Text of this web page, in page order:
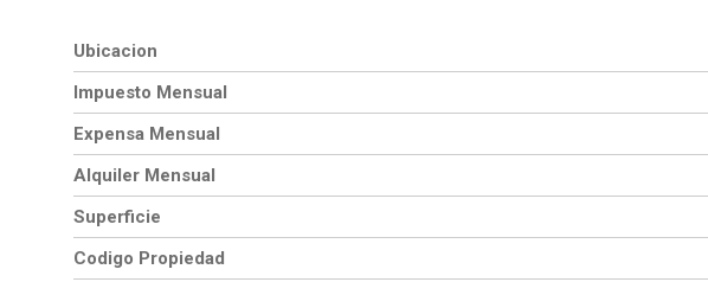
Ubicacion
Impuesto Mensual
Expensa Mensual
Alquiler Mensual
Superficie
Codigo Propiedad